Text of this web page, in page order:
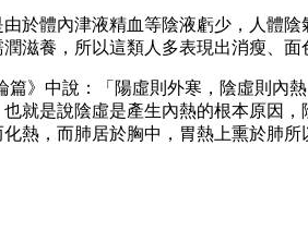
體內津液精血等陰液虧少，人體陰
滋養，所以這類人多表現出消瘦、
》中說：「陽虛則外寒，陰虛則內
就是說陰虛是產生內熱的根本原因
熱，而肺居於胸中，胃熱上熏於肺所